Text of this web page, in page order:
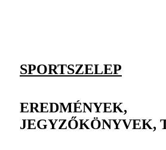
SPORTSZELEP
EREDMÉNYEK,
JEGYZŐKÖNYVEK,